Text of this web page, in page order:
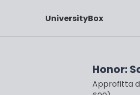
UniversityBox
Honor:
Approfitta